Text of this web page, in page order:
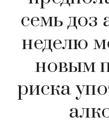
семь доз
неделю
новым
риска